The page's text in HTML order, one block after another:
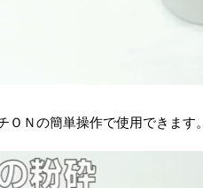
ＯＮの簡単操作で使用できます。